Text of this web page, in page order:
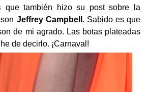
que también hizo su post sobre la
Jeffrey Campbell . Sabido es que
de mi agrado. Las botas plateadas
de decirlo. ¡Carnaval!